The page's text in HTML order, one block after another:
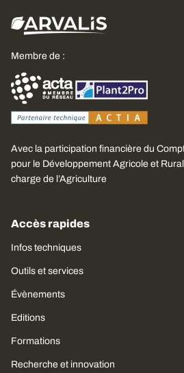
Membre de :
Avec la participation financière du
pour le Développement Agricole et
charge de l’Agriculture
Accès rapides
Infos techniques
Outils et services
Évènements
Editions
Formations
Recherche et innovation